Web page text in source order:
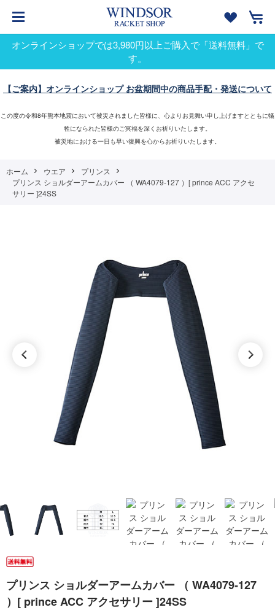
オンラインショップでは3,980円以上ご購入で「送料無料」で
す。
【ご案内】オンラインショップ お盆期間中の商品手配・発送について
この度の令和8年熊本地震において被災されました皆様に、心よりお見舞い申し上げますとともに犠
牲になられた皆様のご冥福を深くお祈りいたします。
被災地における一日も早い復興を心からお祈りいたします。
ホーム ウエア
プリンス
プリンス ショルダーアームカバー （ WA4079-127 ）[ prince ACC アクセ
サリー ]24SS
プリンス ショルダーアームカバー （ WA4079-127
）[ prince ACC アクセサリー ]24SS